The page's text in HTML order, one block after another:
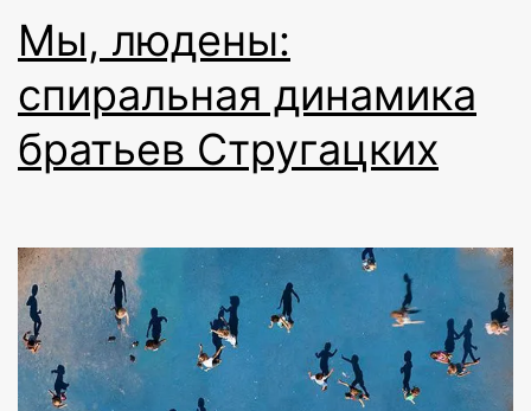
Мы, людены:
спиральная динамика
братьев Стругацких